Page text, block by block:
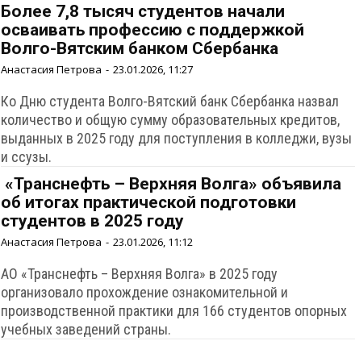
Более 7,8 тысяч студентов начали
осваивать профессию с поддержкой
Волго-Вятским банком Сбербанка
Анастасия Петрова - 23.01.2026, 11:27
Ко Дню студента Волго-Вятский банк Сбербанка назвал
количество и общую сумму образовательных кредитов,
выданных в 2025 году для поступления в колледжи, вузы
и ссузы.
«Транснефть – Верхняя Волга» объявила
об итогах практической подготовки
студентов в 2025 году
Анастасия Петрова - 23.01.2026, 11:12
АО «Транснефть – Верхняя Волга» в 2025 году
организовало прохождение ознакомительной и
производственной практики для 166 студентов опорных
учебных заведений страны.